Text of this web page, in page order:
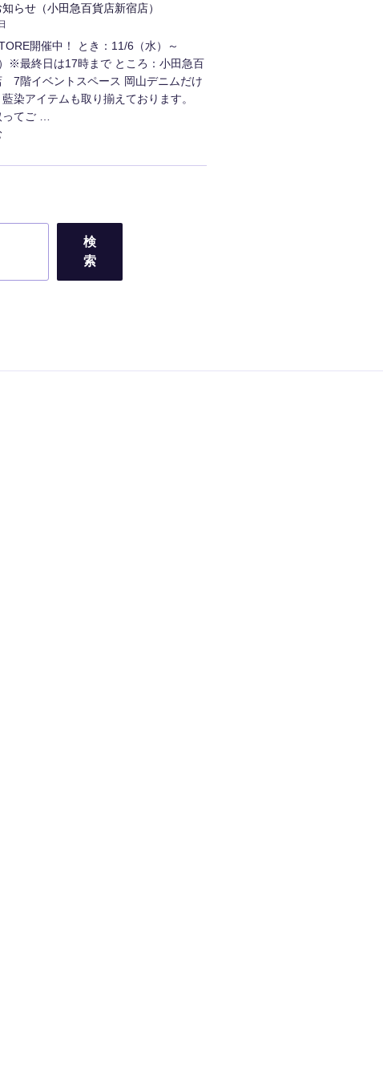
らせ（小田急百貨店新宿店）
開催中！ とき：11/6（水）～
※最終日は17時まで ところ：小田急百
7階イベントスペース 岡山デニムだけ
染アイテムも取り揃えております。
てご …
検
索